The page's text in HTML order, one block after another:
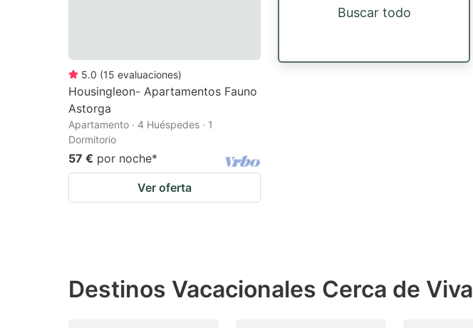
5.0 (15 evaluaciones)
Housingleon- Apartamentos Fauno
Astorga
Apartamento · 4 Huéspedes · 1
Dormitorio
57 € por noche*
Ver oferta
Buscar todo
Destinos Vacacionales Cerca de